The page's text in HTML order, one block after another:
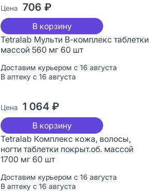
Цена 706 ₽
В корзину
Tetralab Мульти В-комплекс таблетки
массой 560 мг 60 шт
Доставим курьером с 16 августа
В аптеку с 16 августа
Цена 1 064 ₽
В корзину
Tetralab Комплекс кожа, волосы,
ногти таблетки покрыт.об. массой
1700 мг 60 шт
Доставим курьером с 16 августа
В аптеку с 16 августа